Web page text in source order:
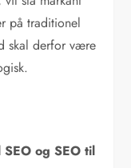
på traditionel
skal derfor være
og SEO til